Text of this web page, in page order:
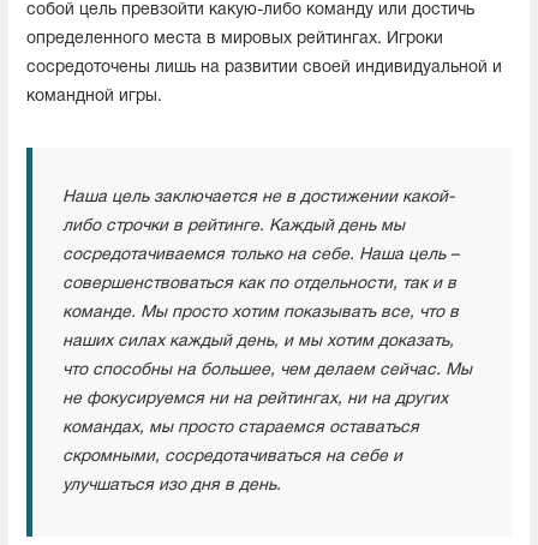
собой цель превзойти какую-либо команду или достичь
определенного места в мировых рейтингах. Игроки
сосредоточены лишь на развитии своей индивидуальной и
командной игры.
Наша цель заключается не в достижении какой-
либо строчки в рейтинге. Каждый день мы
сосредотачиваемся только на себе. Наша цель –
совершенствоваться как по отдельности, так и в
команде. Мы просто хотим показывать все, что в
наших силах каждый день, и мы хотим доказать,
что способны на большее, чем делаем сейчас. Мы
не фокусируемся ни на рейтингах, ни на других
командах, мы просто стараемся оставаться
скромными, сосредотачиваться на себе и
улучшаться изо дня в день.